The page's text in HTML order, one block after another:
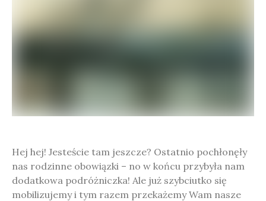
Hej hej! Jesteście tam jeszcze? Ostatnio pochłonęły
nas rodzinne obowiązki – no w końcu przybyła nam
dodatkowa podróżniczka! Ale już szybciutko się
mobilizujemy i tym razem przekażemy Wam nasze